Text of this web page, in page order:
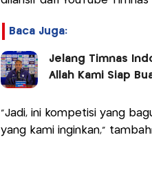
Baca Juga:
Jelang Timnas
Allah Kami Siap
"Jadi, ini kompetisi yang
yang kami inginkan,"